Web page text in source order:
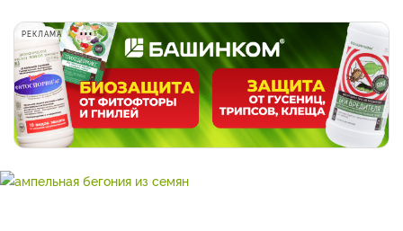
РЕКЛАМА